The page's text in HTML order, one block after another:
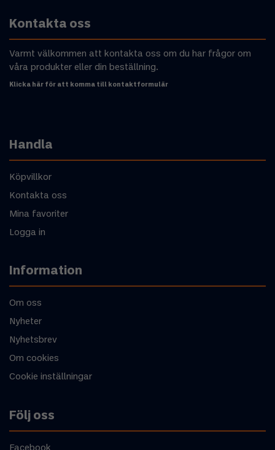
Kontakta oss
Varmt välkommen att kontakta oss om du har frågor om
våra produkter eller din beställning.
Klicka här för att komma till kontaktformulär
Handla
Köpvillkor
Kontakta oss
Mina favoriter
Logga in
Information
Om oss
Nyheter
Nyhetsbrev
Om cookies
Cookie inställningar
Följ oss
Facebook